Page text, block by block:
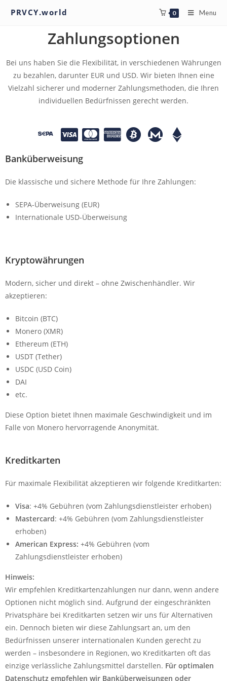
PRVCY.world 0 Menu
Zahlungsoptionen
Bei uns haben Sie die Flexibilität, in verschiedenen Währungen
zu bezahlen, darunter EUR und USD. Wir bieten Ihnen eine
Vielzahl sicherer und moderner Zahlungsmethoden, die Ihren
individuellen Bedürfnissen gerecht werden.
Banküberweisung
Die klassische und sichere Methode für Ihre Zahlungen:
SEPA-Überweisung (EUR)
Internationale USD-Überweisung
Kryptowährungen
Modern, sicher und direkt – ohne Zwischenhändler. Wir
akzeptieren:
Bitcoin (BTC)
Monero (XMR)
Ethereum (ETH)
USDT (Tether)
USDC (USD Coin)
DAI
etc.
Diese Option bietet Ihnen maximale Geschwindigkeit und im
Falle von Monero hervorragende Anonymität.
Kreditkarten
Für maximale Flexibilität akzeptieren wir folgende Kreditkarten:
Visa: +4% Gebühren (vom Zahlungsdienstleister erhoben)
Mastercard: +4% Gebühren (vom Zahlungsdienstleister
erhoben)
American Express: +4% Gebühren (vom
Zahlungsdienstleister erhoben)
Hinweis:
Wir empfehlen Kreditkartenzahlungen nur dann, wenn andere
Optionen nicht möglich sind. Aufgrund der eingeschränkten
Privatsphäre bei Kreditkarten setzen wir uns für Alternativen
ein. Dennoch bieten wir diese Zahlungsart an, um den
Bedürfnissen unserer internationalen Kunden gerecht zu
werden – insbesondere in Regionen, wo Kreditkarten oft das
einzige verlässliche Zahlungsmittel darstellen. Für optimalen
Datenschutz empfehlen wir Banküberweisungen oder